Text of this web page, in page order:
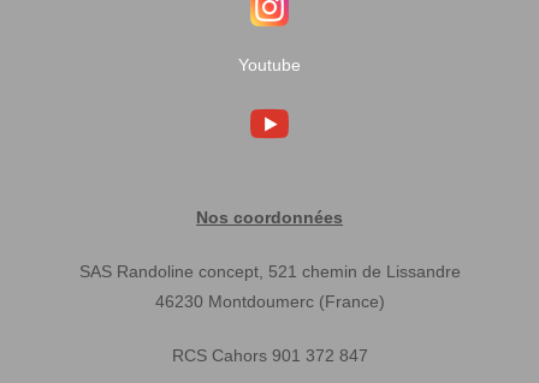
Youtube
Nos coordonnées
SAS Randoline concept, 521 chemin de Lissandre
46230 Montdoumerc (France)
RCS Cahors 901 372 847